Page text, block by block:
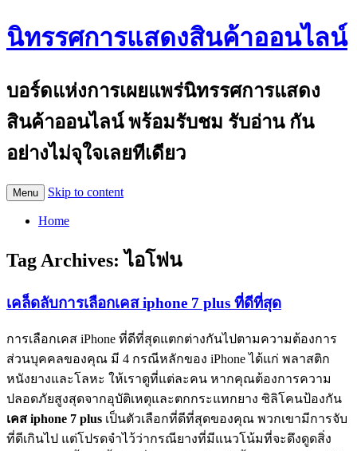
นิทรรศการแสดงสินค้าออนไลน์
บอร์ดแห่งการเผยแพร่นิทรรศการแสดง
สินค้าออนไลน์ พร้อมรับชม รับอ่าน กัน
อย่างไม่จุใจเลยทีเดียว
Menu Skip to content
Home
Tag Archives:ไอโฟน
เคล็ดลับการเลือกเคส iphone 7 plus ที่ดีที่สุด
การเลือกเคส iPhone ที่ดีที่สุดแตกต่างกันไปตามความต้องการ
ส่วนบุคคลของคุณ มี 4 กรณีหลักของ iPhone ได้แก่ พลาสติก
หนังยางและโลหะ ให้เราดูที่แต่ละคน หากคุณต้องการความ
ปลอดภัยสูงสุดจากอุบัติเหตุและตกกระแทกยาง ซิลิโคนป้องกัน
เคส iphone 7 plus เป็นตัวเลือกที่ดีที่สุดของคุณ พวกเขามีการจับ
ที่ดีเกินไป แต่โปรดจำไว้ว่ากรณียางที่มีแนวโน้มที่จะดึงดูดสิ่ง